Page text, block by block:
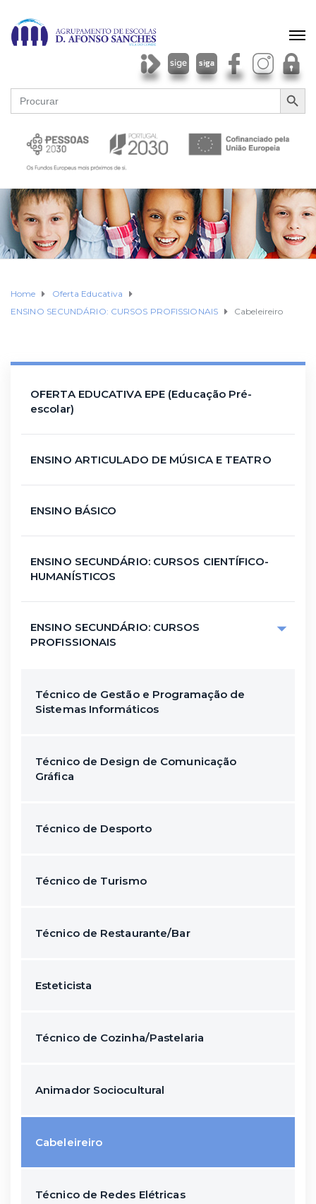
Search
for:
SEARCH
Home
Oferta Educativa
ENSINO SECUNDÁRIO: CURSOS PROFISSIONAIS
Cabeleireiro
OFERTA EDUCATIVA EPE (Educação Pré-
escolar)
ENSINO ARTICULADO DE MÚSICA E TEATRO
ENSINO BÁSICO
ENSINO SECUNDÁRIO: CURSOS CIENTÍFICO-
HUMANÍSTICOS
ENSINO SECUNDÁRIO: CURSOS
PROFISSIONAIS
Técnico de Gestão e Programação de
Sistemas Informáticos
Técnico de Design de Comunicação
Gráfica
Técnico de Desporto
Técnico de Turismo
Técnico de Restaurante/Bar
Esteticista
Técnico de Cozinha/Pastelaria
Animador Sociocultural
Cabeleireiro
Técnico de Redes Elétricas